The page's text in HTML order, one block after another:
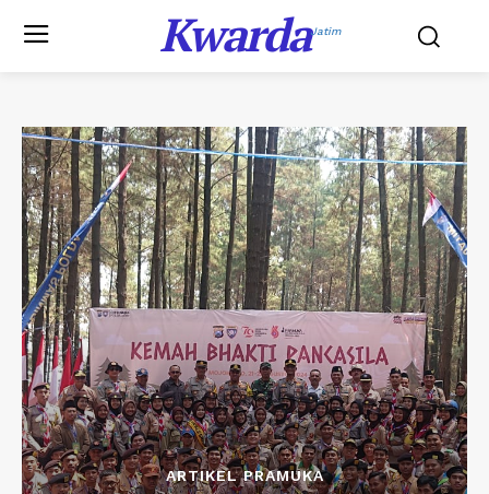
KwardaJatim
ARTIKEL PRAMUKA